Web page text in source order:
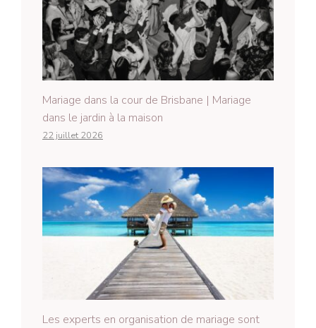
Mariage dans la cour de Brisbane | Mariage
dans le jardin à la maison
22 juillet 2026
Les experts en organisation de mariage sont